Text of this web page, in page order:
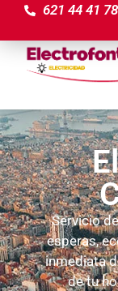
621 44 41 78
Servicio
esperas,
inmediata
de tu